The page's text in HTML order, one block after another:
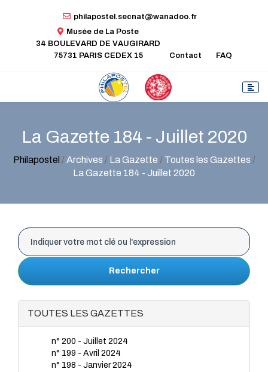
philapostel.secnat@wanadoo.fr
Musée de La Poste
34 BOULEVARD DE VAUGIRARD
75731 PARIS CEDEX 15
Contact FAQ
La Gazette 184 - Juillet 2020
Philapostel /Archives / La Gazette / Toutes les Gazettes /
La Gazette 184 - Juillet 2020
Rechercher
TOUTES LES GAZETTES
n° 200 - Juillet 2024
n° 199 - Avril 2024
n° 198 - Janvier 2024